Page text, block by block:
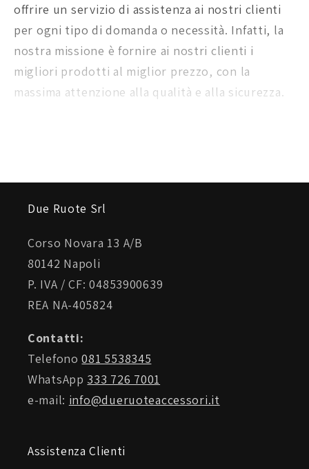
offrire un servizio di assistenza ai nostri clienti
per ogni tipo di domanda o necessità. Infatti, la
nostra missione è fornire ai nostri clienti i
migliori prodotti al miglior prezzo, con la
massima attenzione alla qualità e alla sicurezza.
Due Ruote Srl
Corso Novara 13 A/B
80142 Napoli
P. IVA / CF: 04853900639
REA NA-405824
Contatti:
Telefono081 5538345
WhatsApp 333 726 7001
e-mail: info@dueruoteaccessori.it
Assistenza Clienti